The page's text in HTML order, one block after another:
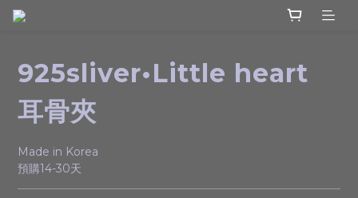
925sliver•Little heart
耳骨夾
Made in Korea
預購14-30天